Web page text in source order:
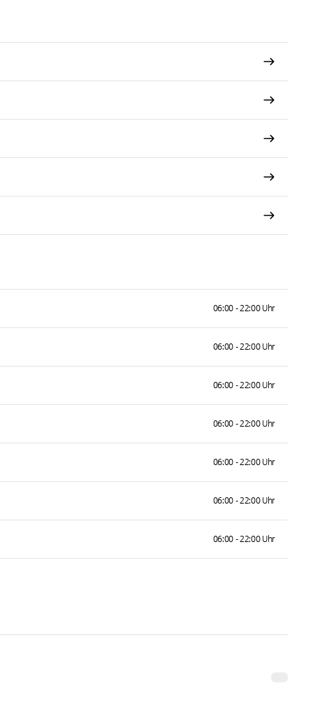
06:00 - 22:00 Uhr
06:00 - 22:00 Uhr
06:00 - 22:00 Uhr
06:00 - 22:00 Uhr
06:00 - 22:00 Uhr
06:00 - 22:00 Uhr
06:00 - 22:00 Uhr